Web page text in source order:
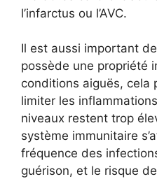
l’infarctus ou l’AVC.
Il est aussi important
possède une propriété
conditions aiguës, cela
limiter les
niveaux restent trop
système immunitaire
fréquence des
guérison, et le risque